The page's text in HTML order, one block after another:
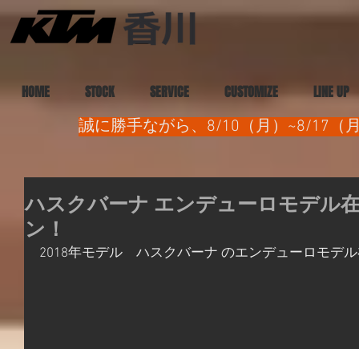
HOME STOCK SERVICE CUSTOMIZE LINE UP
誠に勝手ながら、8/10（月）~8/17（
ハスクバーナ エンデューロモデル
ン！
2018年モデル　ハスクバーナ のエンデューロモデ